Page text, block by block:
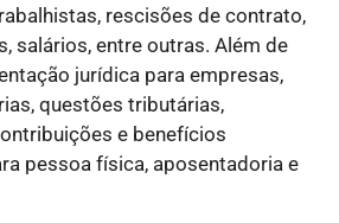
rescisões de contrato,
salários, entre outras. Além de
jurídica para empresas,
questões tributárias,
e benefícios
pessoa física, aposentadoria e